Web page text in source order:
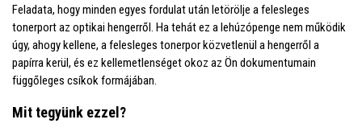
Feladata, hogy minden egyes fordulat után letörölje a felesleges
tonerport az optikai hengerről. Ha tehát ez a lehúzópenge nem működik
úgy, ahogy kellene, a felesleges tonerpor közvetlenül a hengerről a
papírra kerül, és ez kellemetlenséget okoz az Ön dokumentumain
függőleges csíkok formájában.
Mit tegyünk ezzel?